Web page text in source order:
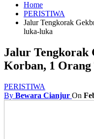
Home
PERISTIWA
Jalur Tengkorak
luka-luka
Jalur Tengkorak
Korban, 1 Orang
PERISTIWA
By Bewara Cianjur On